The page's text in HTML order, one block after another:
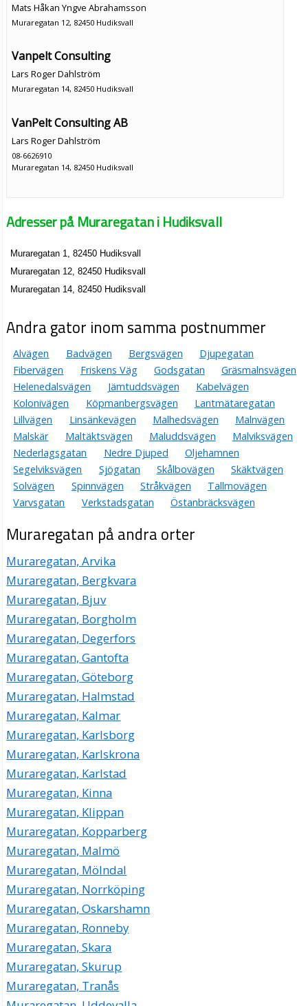
Mats Håkan Yngve Abrahamsson
Muraregatan 12, 82450 Hudiksvall
Vanpelt Consulting
Lars Roger Dahlström
Muraregatan 14, 82450 Hudiksvall
VanPelt Consulting AB
Lars Roger Dahlström
08-6626910
Muraregatan 14, 82450 Hudiksvall
Adresser på Muraregatan i Hudiksvall
Muraregatan 1, 82450 Hudiksvall
Muraregatan 12, 82450 Hudiksvall
Muraregatan 14, 82450 Hudiksvall
Andra gator inom samma postnummer
Alvägen Badvägen Bergsvägen
Djupegatan
Fibervägen
Friskens Väg Godsgatan
Gräsmalnsvägen
Helenedalsvägen
Jämtuddsvägen
Kabelvägen
Kolonivägen
Köpmanbergsvägen
Lantmätaregatan
Lillvägen
Linsänkevägen Malhedsvägen
Malnvägen
Malskär
Maltäktsvägen Maluddsvägen
Malviksvägen
Nederlagsgatan
Nedre Djuped
Oljehamnen
Segelviksvägen
Sjögatan Skålbovägen
Skäktvägen
Solvägen
Spinnvägen Stråkvägen
Tallmovägen
Varvsgatan
Verkstadsgatan Östanbräcksvägen
Muraregatan på andra orter
Muraregatan, Arvika
Muraregatan, Bergkvara
Muraregatan, Bjuv
Muraregatan, Borgholm
Muraregatan, Degerfors
Muraregatan, Gantofta
Muraregatan, Göteborg
Muraregatan, Halmstad
Muraregatan, Kalmar
Muraregatan, Karlsborg
Muraregatan, Karlskrona
Muraregatan, Karlstad
Muraregatan, Kinna
Muraregatan, Klippan
Muraregatan, Kopparberg
Muraregatan, Malmö
Muraregatan, Mölndal
Muraregatan, Norrköping
Muraregatan, Oskarshamn
Muraregatan, Ronneby
Muraregatan, Skara
Muraregatan, Skurup
Muraregatan, Tranås